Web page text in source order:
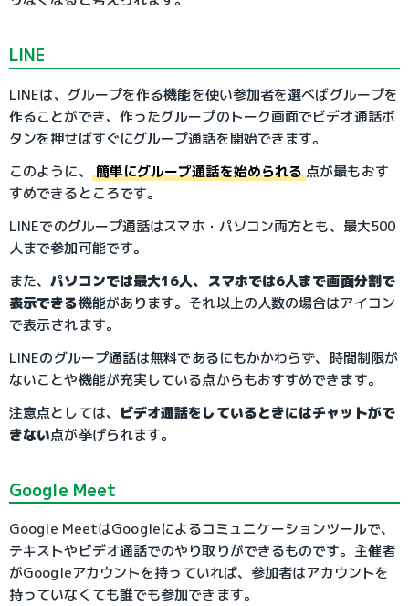
LINE
LINEは、グループを作る機能を使い参加者を選べばグループを
作ることができ、作ったグループのトーク画面でビデオ通話ボ
タンを押せばすぐにグループ通話を開始できます。
このように、
簡単にグループ通話を始められる 点が最もおす
すめできるところです。
LINEでのグループ通話はスマホ・パソコン両方とも、最大500
人まで参加可能です。
また、パソコンでは最大16人、スマホでは6人まで画面分割で
表示できる機能があります。それ以上の人数の場合はアイコン
で表示されます。
LINEのグループ通話は無料であるにもかかわらず、時間制限が
ないことや機能が充実している点からもおすすめできます。
注意点としては、 ビデオ通話をしているときにはチャットがで
きない点が挙げられます。
Google Meet
Google MeetはGoogleによるコミュニケーションツールで、
テキストやビデオ通話でのやり取りができるものです。主催者
がGoogleアカウントを持っていれば、参加者はアカウントを
持っていなくても誰でも参加できます。